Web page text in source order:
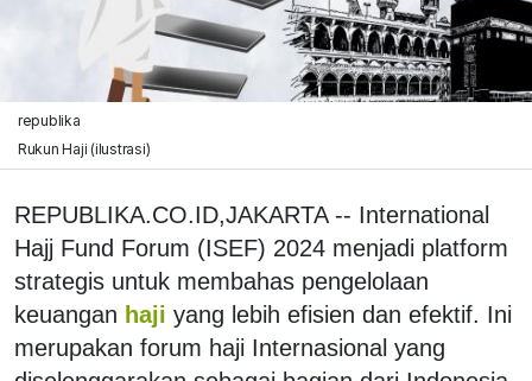
republika
Rukun Haji (ilustrasi)
REPUBLIKA.CO.ID,JAKARTA -- International
Hajj Fund Forum (ISEF) 2024 menjadi platform
strategis untuk membahas pengelolaan
keuangan haji yang lebih efisien dan efektif. Ini
merupakan forum haji Internasional yang